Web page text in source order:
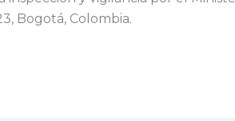
Bogotá, Colombia.